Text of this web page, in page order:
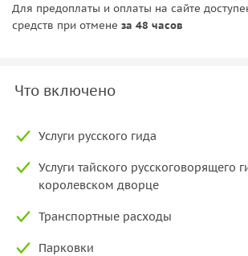
Для предоплаты и оплаты на сайте
средств при отмене за 48 часов
Что включено
Услуги русского гида
Услуги тайского русскоговорящего
королевском дворце
Транспортные расходы
Парковки